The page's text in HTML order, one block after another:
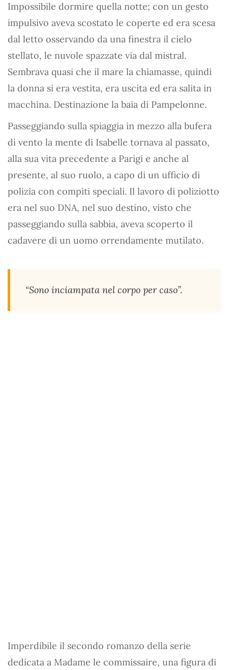
Impossibile dormire quella notte; con un gesto
impulsivo aveva scostato le coperte ed era scesa
dal letto osservando da una finestra il cielo
stellato, le nuvole spazzate via dal mistral.
Sembrava quasi che il mare la chiamasse, quindi
la donna si era vestita, era uscita ed era salita in
macchina. Destinazione la baia di Pampelonne.
Passeggiando sulla spiaggia in mezzo alla bufera
di vento la mente di Isabelle tornava al passato,
alla sua vita precedente a Parigi e anche al
presente, al suo ruolo, a capo di un ufficio di
polizia con compiti speciali. Il lavoro di poliziotto
era nel suo DNA, nel suo destino, visto che
passeggiando sulla sabbia, aveva scoperto il
cadavere di un uomo orrendamente mutilato.
“Sono inciampata nel corpo per caso”.
Imperdibile il secondo romanzo della serie
dedicata a Madame le commissaire, una figura di